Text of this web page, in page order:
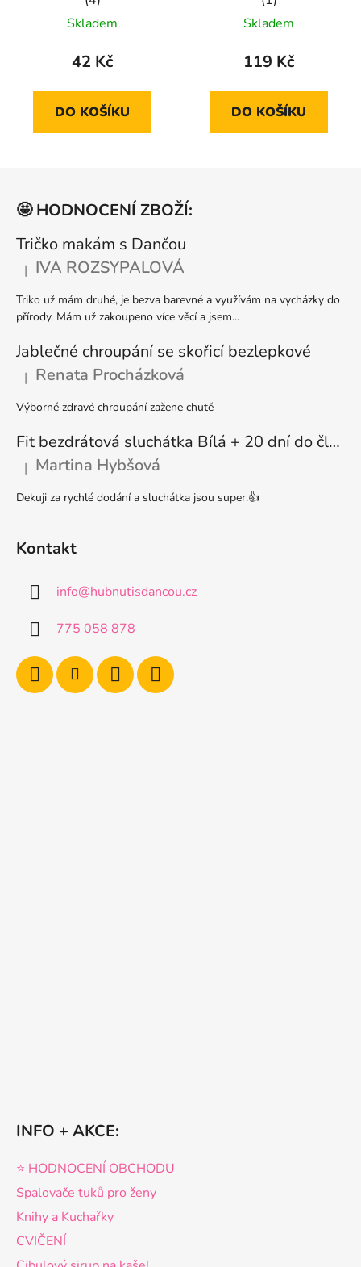
Průměrné
hodnocení
produktu
5,0
z
Skladem
42 Kč
DO KOŠÍKU
Průměrné
hodnocení
produktu
5,0
z
Skladem
119 Kč
DO KOŠÍKU
🤩 HODNOCENÍ ZBOŽÍ:
Tričko makám s Dančou
Hodnocení produktu je 5 z 5 hvězdiček.
| IVA ROZSYPALOVÁ
Triko už mám druhé, je bezva barevné a využívám na vycházky do
přírody. Mám už zakoupeno více věcí a jsem...
Jablečné chroupání se skořicí bezlepkové
Hodnocení produktu je 5 z 5 hvězdiček.
| Renata Procházková
Výborné zdravé chroupání zažene chutě
Fit bezdrátová sluchátka Bílá + 20 dní do členství + seznam písniček i audioknih
Hodnocení produktu je 5 z 5 hvězdiček.
| Martina Hybšová
Dekuji za rychlé dodání a sluchátka jsou super.👍
Kontakt
info@hubnutisdancou.cz
775 058 878
INFO + AKCE:
⭐️ HODNOCENÍ OBCHODU
Spalovače tuků pro ženy
Knihy a Kuchařky
CVIČENÍ